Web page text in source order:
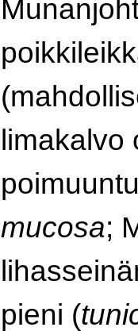
limakalvo
mucosa;
pieni (